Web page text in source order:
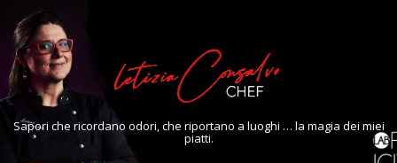
Sapori che ricordano odori, che riportano a luoghi … la magia dei miei
piatti.